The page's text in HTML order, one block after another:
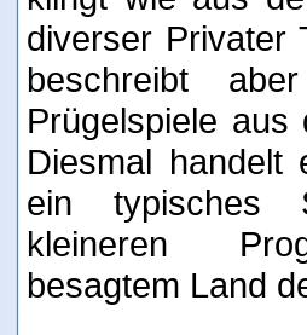
diverser Privater
beschreibt
Prügelspiele
Diesmal
ein typisches
kleineren
besagtem Land